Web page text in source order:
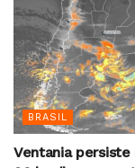
BRASIL
Ventania